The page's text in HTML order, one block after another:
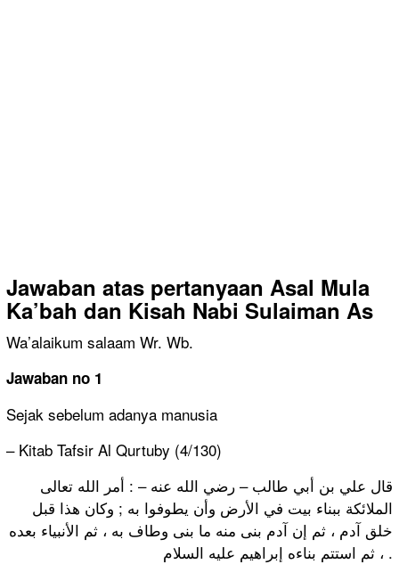
Jawaban atas pertanyaan Asal Mula
Ka’bah dan Kisah Nabi Sulaiman As
Wa’alaikum salaam Wr. Wb.
Jawaban no 1
Sejak sebelum adanya manusia
– Kitab Tafsir Al Qurtuby (4/130)
قال علي بن أبي طالب – رضي الله عنه – : أمر الله تعالى
الملائكة ببناء بيت في الأرض وأن يطوفوا به ; وكان هذا قبل
خلق آدم ، ثم إن آدم بنى منه ما بنى وطاف به ، ثم الأنبياء بعده
، ثم استتم بناءه إبراهيم عليه السلام .